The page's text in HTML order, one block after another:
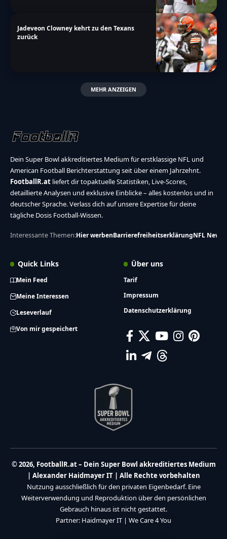
Jadeveon Clowney kehrt zu den Texans
zurück
MEHR ANZEIGEN
Dein Super Bowl akkreditiertes Medium für erstklassige NFL und
American Football Berichterstattung seit über einem Jahrzehnt.
FootballR.at liefert dir topaktuelle Statistiken, Live-Scores,
detaillierte Analysen und exklusive Einblicke – alles kostenlos und in
deutscher Sprache. Verlass dich auf unsere Expertise für deine
tägliche Dosis Football-Wissen.
Interessante Themen:Hier werbenBarrierefreiheitserklärungNFL News
Quick Links
Mein Feed
Meine Interessen
Leseverlauf
Von mir gespeichert
Über uns
Tarif
Impressum
Datenschutzerklärung
© 2026, FootballR.at – Dein Super Bowl akkreditiertes Medium
| Alexander Haidmayer IT | Alle Rechte vorbehalten
Nutzung ausschließlich für den privaten Eigenbedarf. Eine
Weiterverwendung und Reproduktion über den persönlichen
Gebrauch hinaus ist nicht gestattet.
Partner: Haidmayer IT | We Care 4 You